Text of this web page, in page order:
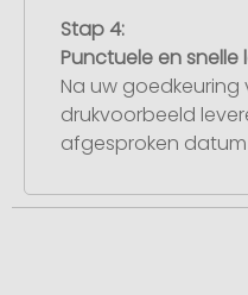
Stap 4:
Punctuele en snelle
Na uw goedkeuring
drukvoorbeeld
afgesproken